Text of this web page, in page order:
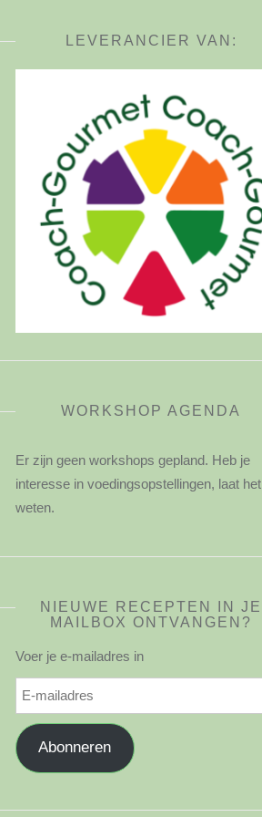
LEVERANCIER VAN:
WORKSHOP AGENDA
Er zijn geen workshops gepland. Heb je
interesse in voedingsopstellingen, laat het
weten.
NIEUWE RECEPTEN IN JE
MAILBOX ONTVANGEN?
Voer je e-mailadres in
E-
mailadres
Abonneren